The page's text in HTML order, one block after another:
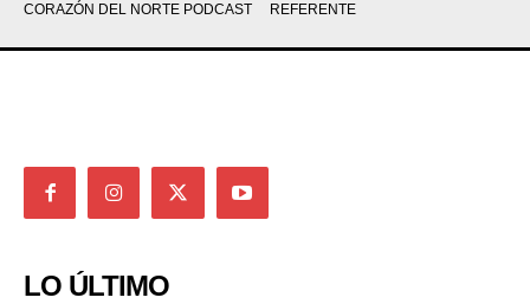
CORAZÓN DEL NORTE PODCAST
REFERENTE
LO ÚLTIMO